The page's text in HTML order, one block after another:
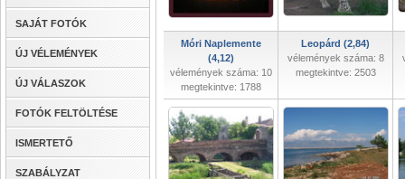
SAJÁT FOTÓK
ÚJ VÉLEMÉNYEK
ÚJ VÁLASZOK
FOTÓK FELTÖLTÉSE
ISMERTETŐ
SZABÁLYZAT
Móri Naplemente
(4,12)
vélemények száma: 10
megtekintve: 1788
Leopárd (2,84)
vélemények száma: 8
megtekintve: 2503